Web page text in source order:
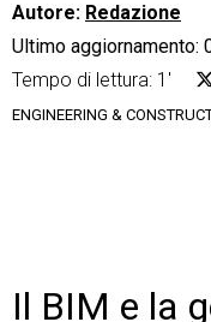
CRM
Financial Solutions
Autore: Redazione
Ultimo aggiornamento:
Tempo di lettura: 1'
ENGINEERING &
Il BIM e la